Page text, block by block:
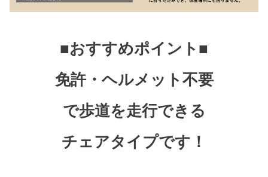
■おすすめポイント■
免許・ヘルメット不要
で歩道を走行できる
チェアタイプです！